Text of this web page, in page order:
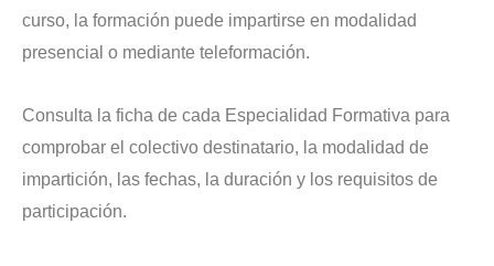
curso, la formación puede impartirse en modalidad
presencial o mediante teleformación.
Consulta la ficha de cada Especialidad Formativa para
comprobar el colectivo destinatario, la modalidad de
impartición, las fechas, la duración y los requisitos de
participación.